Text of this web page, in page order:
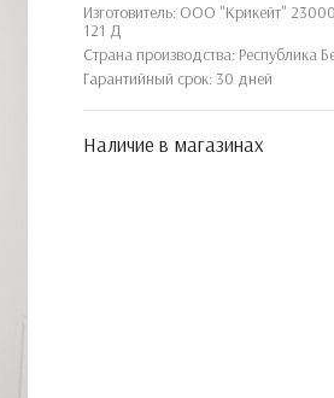
Изготовитель: ООО "Крикейт"
121 Д
Страна производства: Республика
Гарантийный срок: 30 дней
Наличие в магазинах